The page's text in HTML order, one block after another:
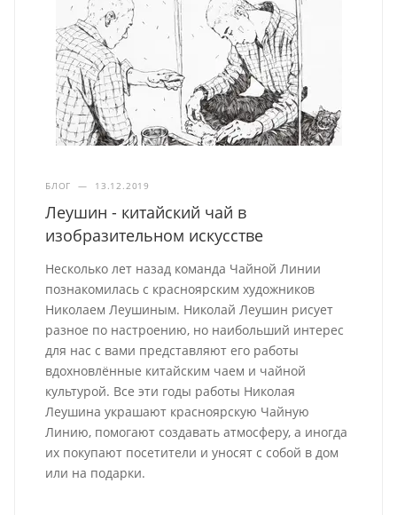
БЛОГ — 13.12.2019
Леушин - китайский чай в
изобразительном искусстве
Несколько лет назад команда Чайной Линии
познакомилась с красноярским художников
Николаем Леушиным. Николай Леушин рисует
разное по настроению, но наибольший интерес
для нас с вами представляют его работы
вдохновлённые китайским чаем и чайной
культурой. Все эти годы работы Николая
Леушина украшают красноярскую Чайную
Линию, помогают создавать атмосферу, а иногда
их покупают посетители и уносят с собой в дом
или на подарки.